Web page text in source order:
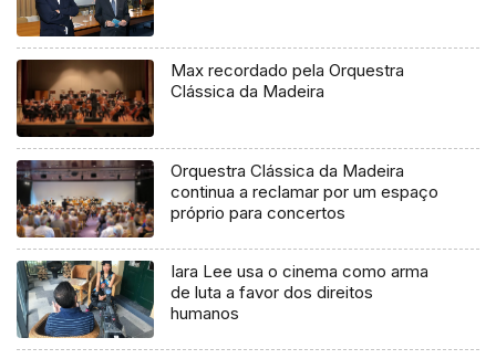
Max recordado pela Orquestra
Clássica da Madeira
Orquestra Clássica da Madeira
continua a reclamar por um espaço
próprio para concertos
Iara Lee usa o cinema como arma
de luta a favor dos direitos
humanos